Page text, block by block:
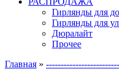
Гирлянды для
Гирлянды для
Дюралайт
Прочее
Главная »